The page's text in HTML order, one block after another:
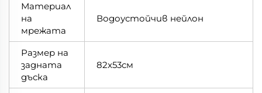
Материал
на
мрежата
Водоустойчив нейлон
Размер на
задната
дъска
82x53см